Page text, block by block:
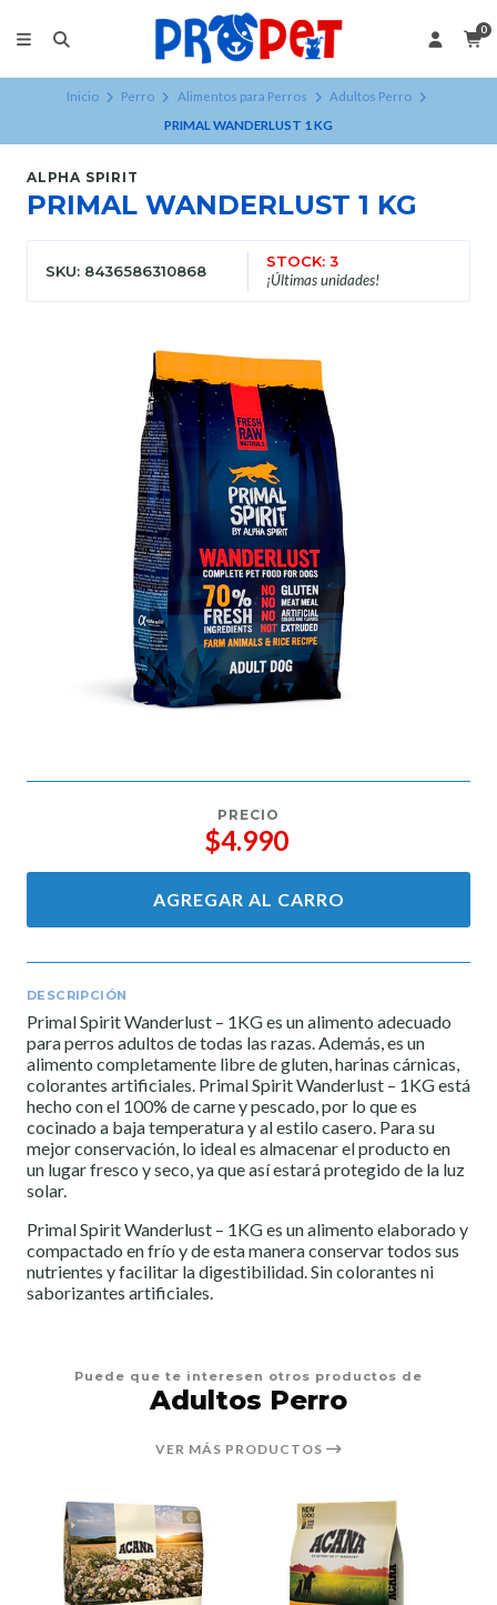
0
Inicio Perro Alimentos para Perros
Adultos Perro
PRIMAL WANDERLUST 1 KG
ALPHA SPIRIT
PRIMAL WANDERLUST 1 KG
SKU: 8436586310868
STOCK: 3
¡Últimas unidades!
PRECIO
$4.990
AGREGAR AL CARRO
DESCRIPCIÓN
Primal Spirit Wanderlust – 1KG es un alimento adecuado
para perros adultos de todas las razas. Además, es un
alimento completamente libre de gluten, harinas cárnicas,
colorantes artificiales. Primal Spirit Wanderlust – 1KG está
hecho con el 100% de carne y pescado, por lo que es
cocinado a baja temperatura y al estilo casero. Para su
mejor conservación, lo ideal es almacenar el producto en
un lugar fresco y seco, ya que así estará protegido de la luz
solar.
Primal Spirit Wanderlust – 1KG es un alimento elaborado y
compactado en frío y de esta manera conservar todos sus
nutrientes y facilitar la digestibilidad. Sin colorantes ni
saborizantes artificiales.
Puede que te interesen otros productos de
Adultos Perro
VER MÁS PRODUCTOS